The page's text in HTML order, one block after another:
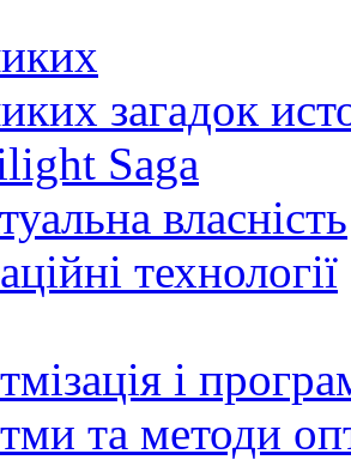
загадок
Saga
влaсність
технології
і
та методи